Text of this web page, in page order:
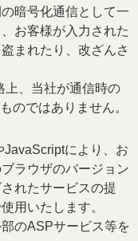
暗号化通信として一
お客様が入力された
まれたり、改ざんさ
上、当社が通信時の
のではありません。
により、お
ラウザのバージョン
れたサービスの提
用いたします。
のASPサービス等を